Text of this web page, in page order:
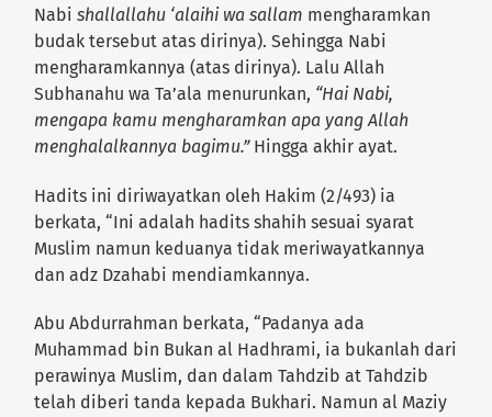
Nabishallallahu ‘alaihi wa sallam mengharamkan
budak tersebut atas dirinya). Sehingga Nabi
mengharamkannya (atas dirinya). Lalu Allah
Subhanahu wa Ta’ala menurunkan, “Hai Nabi,
mengapa kamu mengharamkan apa yang Allah
menghalalkannya bagimu.”Hingga akhir ayat.
Hadits ini diriwayatkan oleh Hakim (2/493) ia
berkata, “Ini adalah hadits shahih sesuai syarat
Muslim namun keduanya tidak meriwayatkannya
dan adz Dzahabi mendiamkannya.
Abu Abdurrahman berkata, “Padanya ada
Muhammad bin Bukan al Hadhrami, ia bukanlah dari
perawinya Muslim, dan dalam Tahdzib at Tahdzib
telah diberi tanda kepada Bukhari. Namun al Maziy